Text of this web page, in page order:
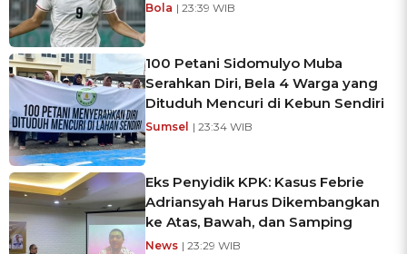
Bola | 23:39 WIB
100 Petani Sidomulyo Muba
Serahkan Diri, Bela 4 Warga yang
Dituduh Mencuri di Kebun Sendiri
Sumsel | 23:34 WIB
Eks Penyidik KPK: Kasus Febrie
Adriansyah Harus Dikembangkan
ke Atas, Bawah, dan Samping
News | 23:29 WIB